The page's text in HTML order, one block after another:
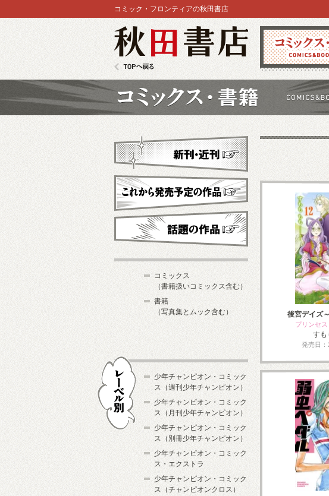
コミックス
コミック・フロンティアの秋田書店
新刊情報
後宮デイズ
プリンセ
すも
発売日
新刊・近刊
これから発売予定
コミックス
（書籍扱いコミックス含む）
書籍
（写真集とムック含む）
少年チャンピオン・コミック
ス（週刊少年チャンピオン）
少年チャンピオン・コミック
ス（月刊少年チャンピオン）
少年チャンピオン・コミック
ス（別冊少年チャンピオン）
少年チャンピオン・コミック
ス・エクストラ
少年チャンピオン・コミック
ス（チャンピオンクロス）